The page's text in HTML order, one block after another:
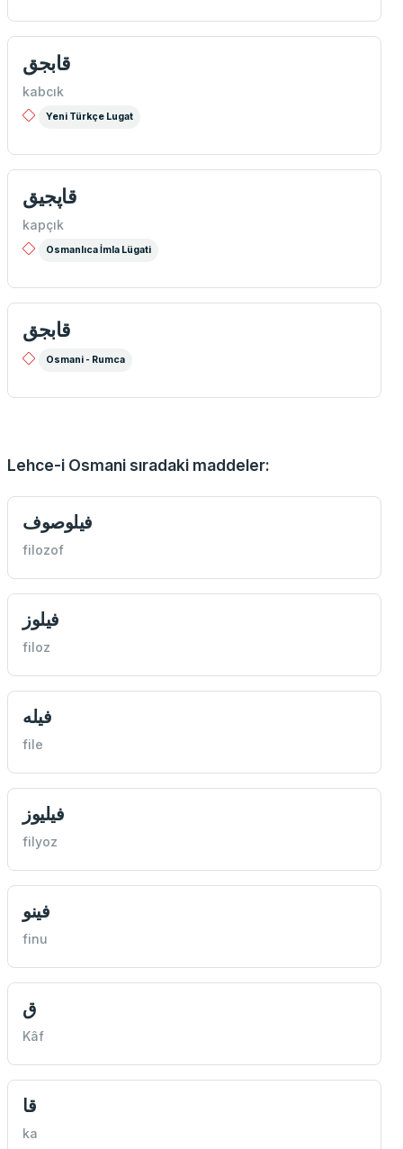
قابجق
kabcık
Yeni Türkçe Lugat
قاپجیق
kapçık
Osmanlıca İmla Lügati
قابجق
Osmani - Rumca
Lehce-i Osmani sıradaki maddeler:
فيلوصوف
filozof
فيلوز
filoz
فيله
file
فيليوز
filyoz
فينو
finu
ق
Kâf
قا
ka